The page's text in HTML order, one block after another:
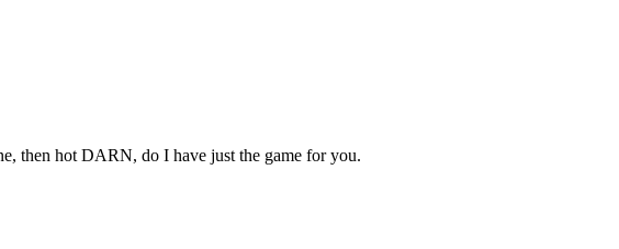
then hot DARN, do I have just the game for you.